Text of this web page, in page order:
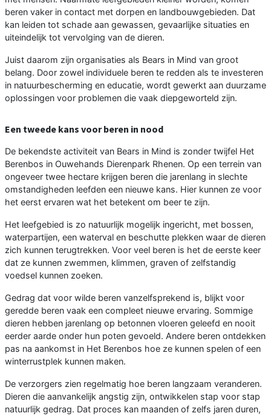
beren vaker in contact met dorpen en landbouwgebieden. Dat
kan leiden tot schade aan gewassen, gevaarlijke situaties en
uiteindelijk tot vervolging van de dieren.
Juist daarom zijn organisaties als Bears in Mind van groot
belang. Door zowel individuele beren te redden als te investeren
in natuurbescherming en educatie, wordt gewerkt aan duurzame
oplossingen voor problemen die vaak diepgeworteld zijn.
Een tweede kans voor beren in nood
De bekendste activiteit van Bears in Mind is zonder twijfel Het
Berenbos in Ouwehands Dierenpark Rhenen. Op een terrein van
ongeveer twee hectare krijgen beren die jarenlang in slechte
omstandigheden leefden een nieuwe kans. Hier kunnen ze voor
het eerst ervaren wat het betekent om beer te zijn.
Het leefgebied is zo natuurlijk mogelijk ingericht, met bossen,
waterpartijen, een waterval en beschutte plekken waar de dieren
zich kunnen terugtrekken. Voor veel beren is het de eerste keer
dat ze kunnen zwemmen, klimmen, graven of zelfstandig
voedsel kunnen zoeken.
Gedrag dat voor wilde beren vanzelfsprekend is, blijkt voor
geredde beren vaak een compleet nieuwe ervaring. Sommige
dieren hebben jarenlang op betonnen vloeren geleefd en nooit
eerder aarde onder hun poten gevoeld. Andere beren ontdekken
pas na aankomst in Het Berenbos hoe ze kunnen spelen of een
winterrustplek kunnen maken.
De verzorgers zien regelmatig hoe beren langzaam veranderen.
Dieren die aanvankelijk angstig zijn, ontwikkelen stap voor stap
natuurlijk gedrag. Dat proces kan maanden of zelfs jaren duren,